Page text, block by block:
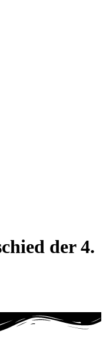
der 4.